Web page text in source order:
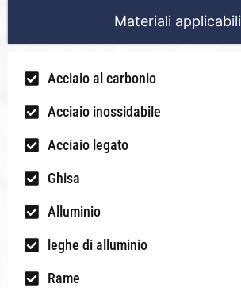
Materiali applicabili
Acciaio al carbonio
Acciaio inossidabile
Acciaio legato
Ghisa
Alluminio
leghe di alluminio
Rame